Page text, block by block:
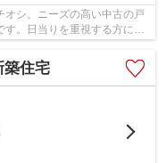
シ。ニーズの高い中古の戸
。日当りを重視する方にオ
住宅